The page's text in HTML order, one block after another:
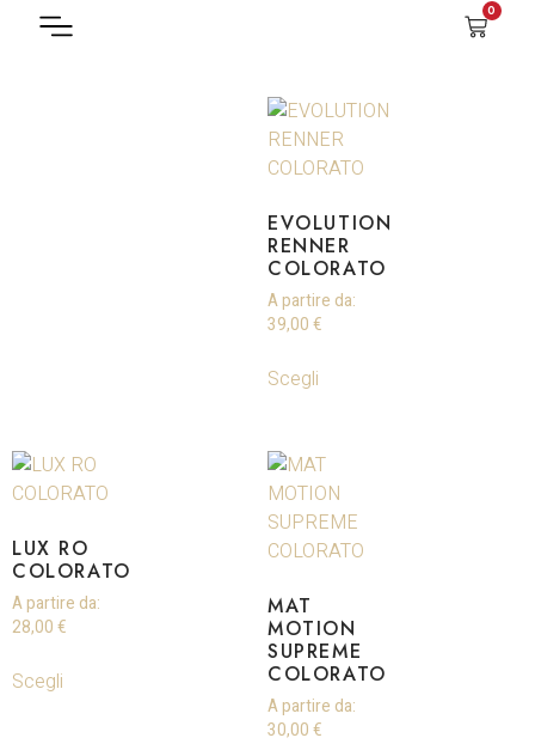
0
EVOLUTION
RENNER
COLORATO
A partire da:
39,00 €
Scegli
LUX RO
COLORATO
A partire da:
28,00 €
Scegli
MAT
MOTION
SUPREME
COLORATO
A partire da:
30,00 €